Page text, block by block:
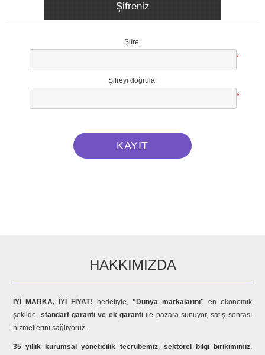
Şifreniz
Şifre:
*
Şifreyi doğrula:
*
HAKKIMIZDA
İYİ MARKA, İYİ FİYAT! hedefiyle, “Dünya markalarını” en ekonomik
şekilde, standart garanti ve ek garanti ile pazara sunuyor, satış sonrası
hizmetlerini sağlıyoruz.
35 yıllık kurumsal yöneticilik tecrübemiz, sektörel bilgi birikimimiz,